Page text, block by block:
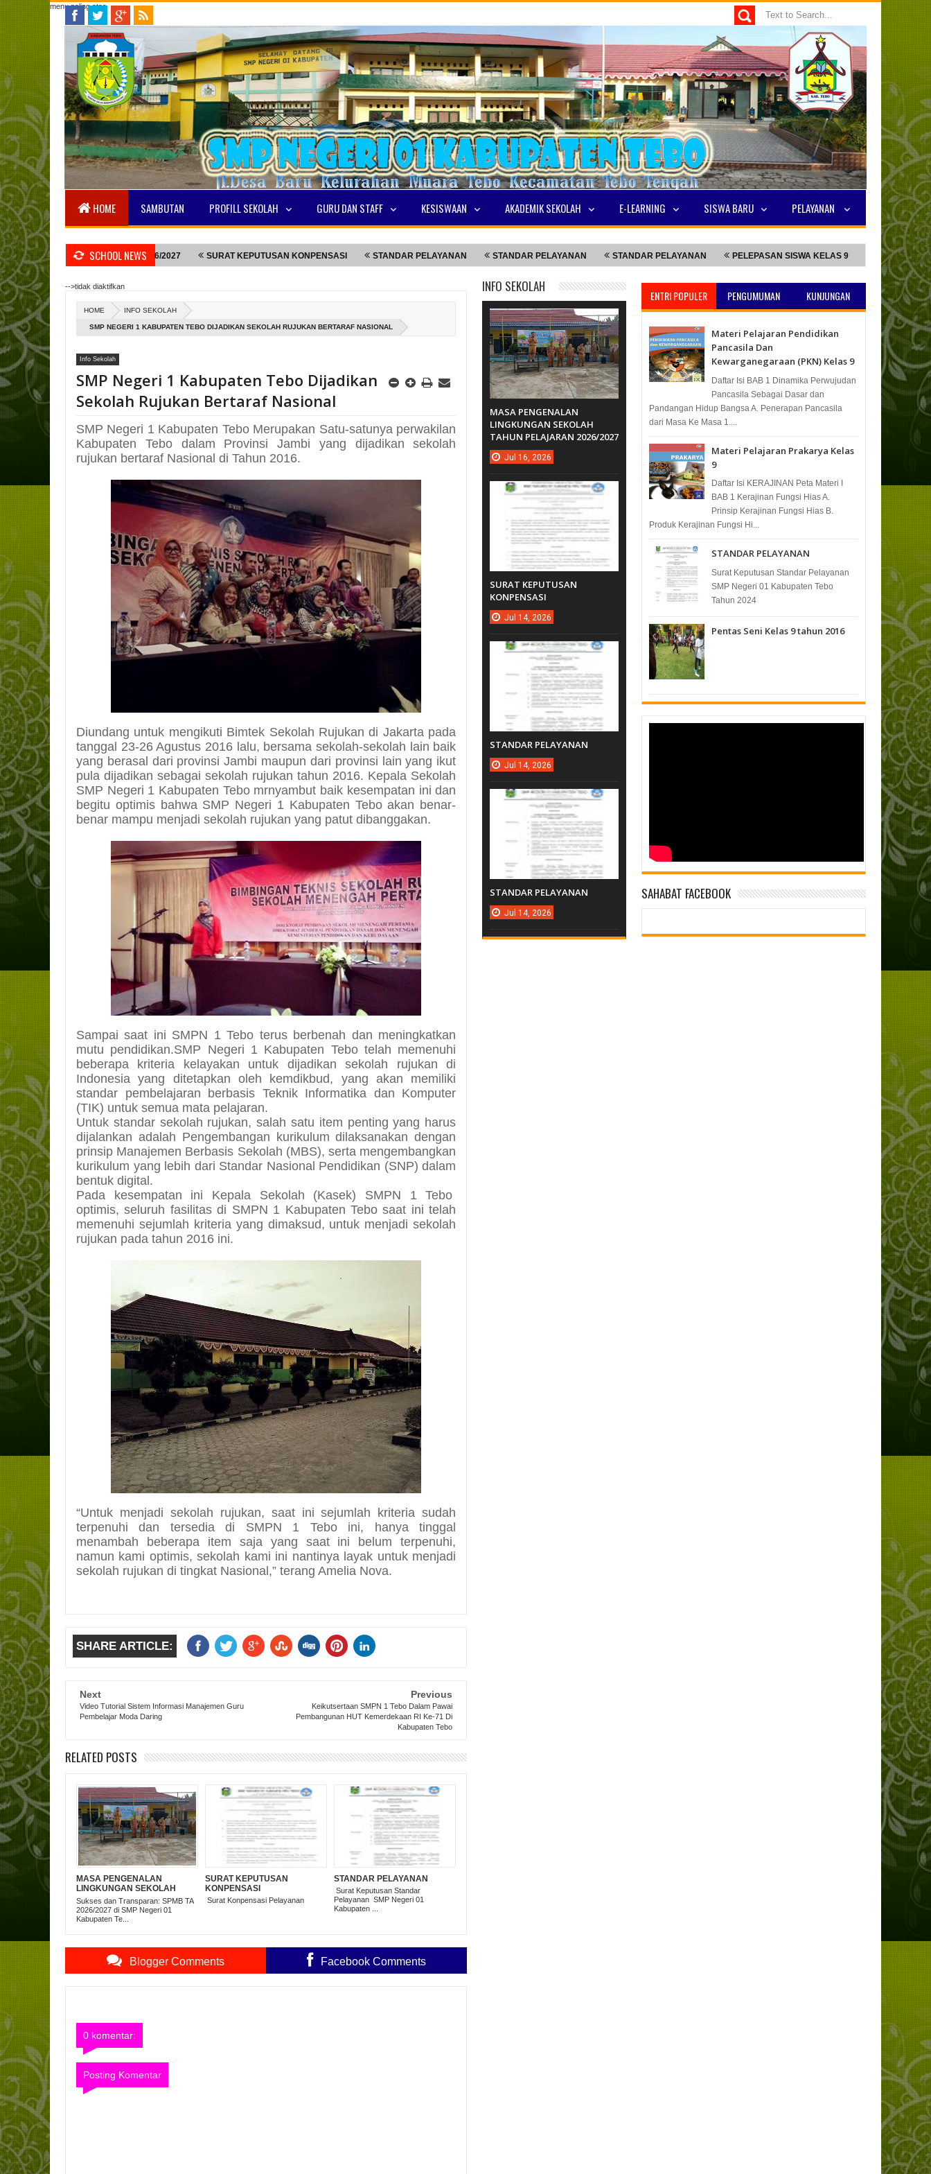
menu paling atas
HOME SAMBUTAN PROFILL SEKOLAH GURU DAN STAFF KESISWAAN AKADEMIK SEKOLAH E-LEARNING SISWA BARU PELAYANAN
SCHOOL NEWS
TAHUN PELAJARAN 2026/2027 SURAT KEPUTUSAN KONPENSASI STANDAR PELAYANAN STANDAR PELAYANAN STANDAR PELAYANAN PELEPASAN SISWA KELAS 9 NILAI TKA TERTINGGI
-->tidak diaktifkan
HOME INFO SEKOLAH
SMP NEGERI 1 KABUPATEN TEBO DIJADIKAN SEKOLAH RUJUKAN BERTARAF NASIONAL
Info Sekolah
SMP Negeri 1 Kabupaten Tebo Dijadikan
Sekolah Rujukan Bertaraf Nasional
SMP Negeri 1 Kabupaten Tebo Merupakan Satu-satunya perwakilan
Kabupaten Tebo dalam Provinsi Jambi yang dijadikan sekolah
rujukan bertaraf Nasional di Tahun 2016.
Diundang untuk mengikuti Bimtek Sekolah Rujukan di Jakarta pada
tanggal 23-26 Agustus 2016 lalu, bersama sekolah-sekolah lain baik
yang berasal dari provinsi Jambi maupun dari provinsi lain yang ikut
pula dijadikan sebagai sekolah rujukan tahun 2016. Kepala Sekolah
SMP Negeri 1 Kabupaten Tebo mrnyambut baik kesempatan ini dan
begitu optimis bahwa SMP Negeri 1 Kabupaten Tebo akan benar-
benar mampu menjadi sekolah rujukan yang patut dibanggakan.
Sampai saat ini SMPN 1 Tebo terus berbenah dan meningkatkan
mutu pendidikan.SMP Negeri 1 Kabupaten Tebo telah memenuhi
beberapa kriteria kelayakan untuk dijadikan sekolah rujukan di
Indonesia yang ditetapkan oleh kemdikbud, yang akan memiliki
standar pembelajaran berbasis Teknik Informatika dan Komputer
(TIK) untuk semua mata pelajaran.
Untuk standar sekolah rujukan, salah satu item penting yang harus
dijalankan adalah Pengembangan kurikulum dilaksanakan dengan
prinsip Manajemen Berbasis Sekolah (MBS), serta mengembangkan
kurikulum yang lebih dari Standar Nasional Pendidikan (SNP) dalam
bentuk digital.
Pada kesempatan ini Kepala Sekolah (Kasek) SMPN 1 Tebo
optimis, seluruh fasilitas di SMPN 1 Kabupaten Tebo saat ini telah
memenuhi sejumlah kriteria yang dimaksud, untuk menjadi sekolah
rujukan pada tahun 2016 ini.
“Untuk menjadi sekolah rujukan, saat ini sejumlah kriteria sudah
terpenuhi dan tersedia di SMPN 1 Tebo ini, hanya tinggal
menambah beberapa item saja yang saat ini belum terpenuhi,
namun kami optimis, sekolah kami ini nantinya layak untuk menjadi
sekolah rujukan di tingkat Nasional,” terang Amelia Nova.
SHARE ARTICLE:
Next
Video Tutorial Sistem Informasi Manajemen Guru
Pembelajar Moda Daring
Previous
Keikutsertaan SMPN 1 Tebo Dalam Pawai
Pembangunan HUT Kemerdekaan RI Ke-71 Di
Kabupaten Tebo
RELATED POSTS
MASA PENGENALAN
LINGKUNGAN SEKOLAH
TAHUN PELAJARAN
2026/2027
Sukses dan Transparan: SPMB TA
2026/2027 di SMP Negeri 01
Kabupaten Te...
SURAT KEPUTUSAN
KONPENSASI
Surat Konpensasi Pelayanan
STANDAR PELAYANAN
Surat Keputusan Standar
Pelayanan SMP Negeri 01
Kabupaten ...
Blogger Comments Facebook Comments
0 komentar:
Posting Komentar
ENTRI POPULER PENGUMUMAN KUNJUNGAN
Materi Pelajaran Pendidikan
Pancasila Dan
Kewarganegaraan (PKN) Kelas 9
Daftar Isi BAB 1 Dinamika Perwujudan
Pancasila Sebagai Dasar dan
Pandangan Hidup Bangsa A. Penerapan Pancasila
dari Masa Ke Masa 1....
Materi Pelajaran Prakarya Kelas
9
Daftar Isi KERAJINAN Peta Materi I
BAB 1 Kerajinan Fungsi Hias A.
Prinsip Kerajinan Fungsi Hias B.
Produk Kerajinan Fungsi Hi...
STANDAR PELAYANAN
Surat Keputusan Standar Pelayanan
SMP Negeri 01 Kabupaten Tebo
Tahun 2024
Pentas Seni Kelas 9 tahun 2016
SAHABAT FACEBOOK
INFO SEKOLAH
MASA PENGENALAN
LINGKUNGAN SEKOLAH
TAHUN PELAJARAN 2026/2027
Jul 16, 2026
SURAT KEPUTUSAN
KONPENSASI
Jul 14, 2026
STANDAR PELAYANAN
Jul 14, 2026
STANDAR PELAYANAN
Jul 14, 2026